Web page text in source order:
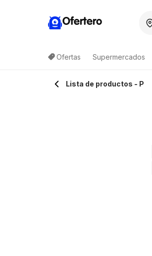
Ofertero
Ofertas Supermercados
Lista de productos - P